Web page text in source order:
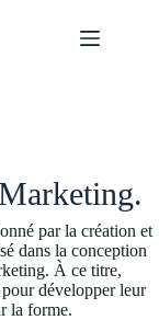
par la création et
dans la conception
À ce titre,
pour développer leur
la forme.